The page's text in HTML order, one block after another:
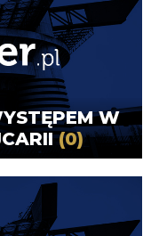
W
(0)